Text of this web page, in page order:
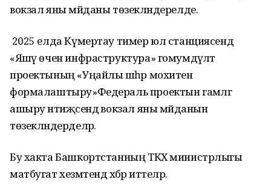
вокзал яны мәйданы төзекләндерелде.
2025 елда Күмертау тимер юл станциясендә
«Яшәү өчен инфраструктура» гомумдәүләт
проектының «Уңайлы шәһәр мохитен
формалаштыру»Федераль проектын гамәлгә
ашыру нәтиҗәсендә вокзал яны мәйданын
төзекләндерделәр.
Бу хакта Башкортстанның ТКХ министрлыгы
матбугат хезмәтендә хәбәр иттеләр.